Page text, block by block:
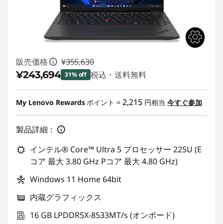
販売価格 ¥355,630
¥243,694 31% off 税込・送料無料
特別割引 :-¥111,936
My Lenovo Rewards ポイント = 2,215 円相当 今すぐ参加
製品詳細：
インテル® Core™ Ultra 5 プロセッサー 225U (E
コア 最大 3.80 GHz Pコア 最大 4.80 GHz)
Windows 11 Home 64bit
内蔵グラフィックス
16 GB LPDDR5X-8533MT/s (オンボード)